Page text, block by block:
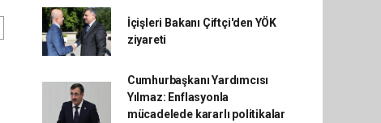
İçişleri Bakanı Çiftçi'den YÖK
ziyareti
Cumhurbaşkanı Yardımcısı
Yılmaz: Enflasyonla
mücadelede kararlı politikalar